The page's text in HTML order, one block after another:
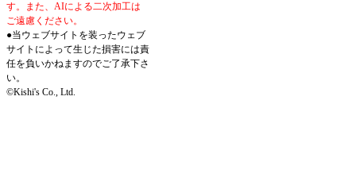
す。また、AIによる二次加工は
ご遠慮ください。
●当ウェブサイトを装ったウェブ
サイトによって生じた損害には責
任を負いかねますのでご了承下さ
い。
©Kishi's Co., Ltd.